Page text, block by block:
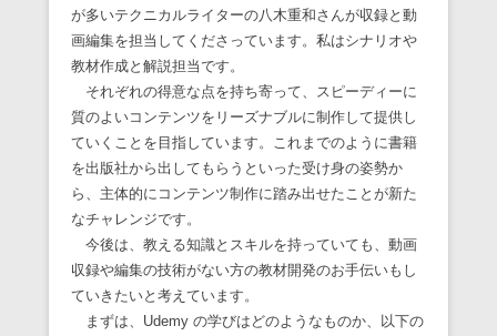
が多いテクニカルライターの八木重和さんが収録と動
画編集を担当してくださっています。私はシナリオや
教材作成と解説担当です。
それぞれの得意な点を持ち寄って、スピーディーに
質のよいコンテンツをリーズナブルに制作して提供し
ていくことを目指しています。これまでのように書籍
を出版社から出してもらうといった受け身の姿勢か
ら、主体的にコンテンツ制作に踏み出せたことが新た
なチャレンジです。
今後は、教える知識とスキルを持っていても、動画
収録や編集の技術がない方の教材開発のお手伝いもし
ていきたいと考えています。
まずは、Udemy の学びはどのようなものか、以下の